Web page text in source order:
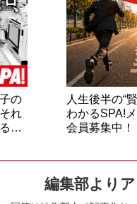
の
れ
る…
人生後半の“
わかるSPA!
会員募集中！